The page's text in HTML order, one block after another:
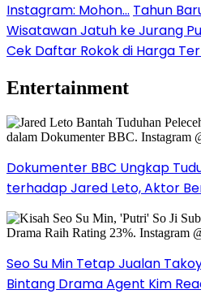
Instagram: Mohon… Tahun
Wisatawan Jatuh ke Jurang
Cek Daftar Rokok di Harga
Entertainment
Dokumenter BBC Ungkap
terhadap Jared Leto, Aktor
Seo Su Min Tetap Jualan
Bintang Drama Agent Kim